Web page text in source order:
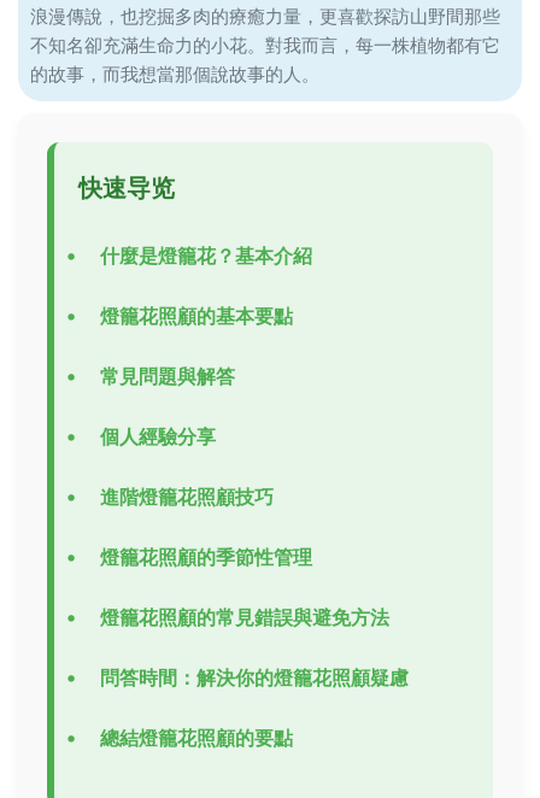
浪漫傳說，也挖掘多肉的療癒力量，更喜歡探訪山野間那些
不知名卻充滿生命力的小花。對我而言，每一株植物都有它
的故事，而我想當那個說故事的人。
快速导览
什麼是燈籠花？基本介紹
燈籠花照顧的基本要點
常見問題與解答
個人經驗分享
進階燈籠花照顧技巧
燈籠花照顧的季節性管理
燈籠花照顧的常見錯誤與避免方法
問答時間：解決你的燈籠花照顧疑慮
總結燈籠花照顧的要點